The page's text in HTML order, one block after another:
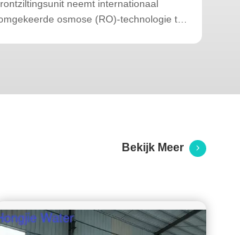
neemt internationaal
osmose (RO)-technologie toe
Bekijk Meer